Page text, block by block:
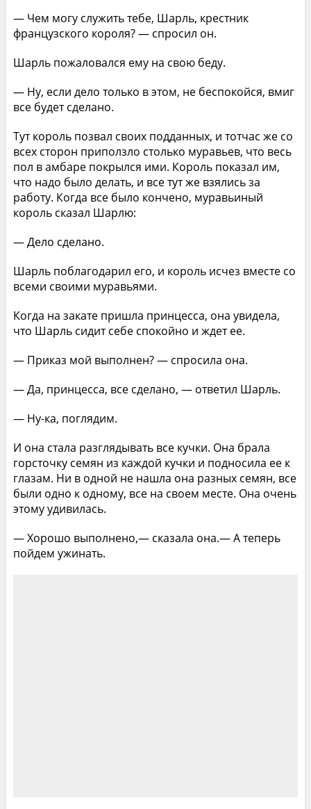
— Чем могу служить тебе, Шарль, крестник
французского короля? — спросил он.
Шарль пожаловался ему на свою беду.
— Ну, если дело только в этом, не беспокойся, вмиг
все будет сделано.
Тут король позвал своих подданных, и тотчас же со
всех сторон приползло столько муравьев, что весь
пол в амбаре покрылся ими. Король показал им,
что надо было делать, и все тут же взялись за
работу. Когда все было кончено, муравьиный
король сказал Шарлю:
— Дело сделано.
Шарль поблагодарил его, и король исчез вместе со
всеми своими муравьями.
Когда на закате пришла принцесса, она увидела,
что Шарль сидит себе спокойно и ждет ее.
— Приказ мой выполнен? — спросила она.
— Да, принцесса, все сделано, — ответил Шарль.
— Ну-ка, поглядим.
И она стала разглядывать все кучки. Она брала
горсточку семян из каждой кучки и подносила ее к
глазам. Ни в одной не нашла она разных семян, все
были одно к одному, все на своем месте. Она очень
этому удивилась.
— Хорошо выполнено,— сказала она.— А теперь
пойдем ужинать.